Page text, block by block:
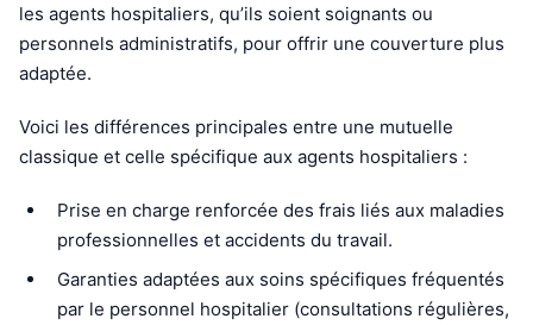
les agents hospitaliers, qu’ils soient soignants ou
personnels administratifs, pour offrir une couverture plus
adaptée.
Voici les différences principales entre une mutuelle
classique et celle spécifique aux agents hospitaliers :
Prise en charge renforcée des frais liés aux maladies
professionnelles et accidents du travail.
Garanties adaptées aux soins spécifiques fréquentés
par le personnel hospitalier (consultations régulières,